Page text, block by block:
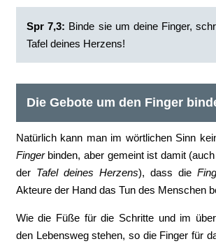
Spr 7,3: Binde sie um deine Finger,
Tafel deines Herzens!
Die Gebote um den Finger
Natürlich kann man im wörtlichen Sinn
Fingerbinden, aber gemeint ist damit
der Tafel deines Herzens), dass die
Akteure der Hand das Tun des Menschen
Wie die Füße für die Schritte und im
den Lebensweg stehen, so die Finger für